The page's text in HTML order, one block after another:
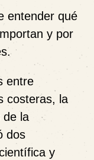
entender qué
y por
entre
costeras, la
de la
dos
y